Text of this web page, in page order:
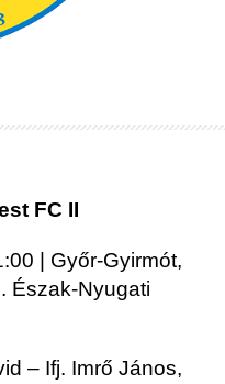
FC II
| Győr-Gyirmót,
Észak-Nyugati
– Ifj. Imrő János,